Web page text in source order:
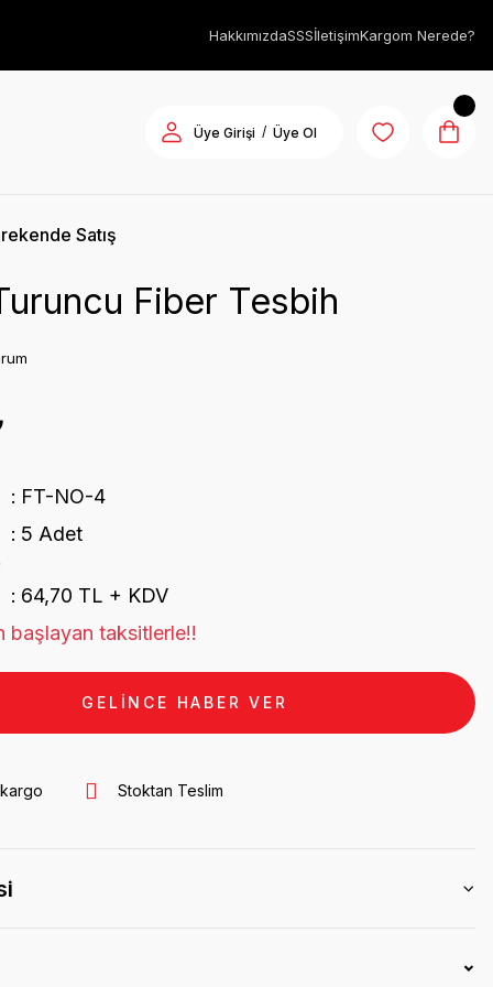
HakkımızdaSSSİletişimKargom Nerede?
Üye Girişi / Üye Ol
Satış
Fiber Tesbih
FT-NO-4
5 Adet
64,70 TL + KDV
başlayan taksitlerle!!
GELİNCE HABER VER
Stoktan Teslim